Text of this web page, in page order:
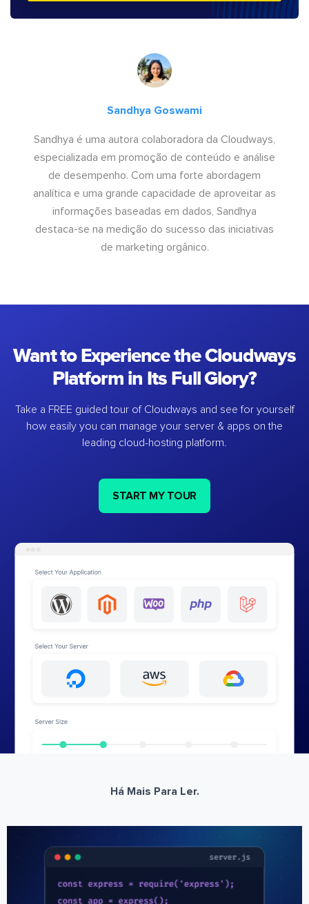
Sandhya Goswami
Sandhya é uma autora colaboradora da Cloudways,
especializada em promoção de conteúdo e análise
de desempenho. Com uma forte abordagem
analítica e uma grande capacidade de aproveitar as
informações baseadas em dados, Sandhya
destaca-se na medição do sucesso das iniciativas
de marketing orgânico.
Want to Experience the Cloudways
Platform in Its Full Glory?
Take a FREE guided tour of Cloudways and see for yourself
how easily you can manage your server & apps on the
leading cloud-hosting platform.
START MY TOUR
Há Mais Para Ler.